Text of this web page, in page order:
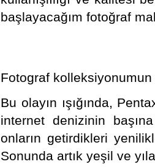
başlayacağım fotoğraf
Fotograf
Bu olayın ışığında,
internet denizinin
onların getirdikleri
Sonunda artık yeşil ve